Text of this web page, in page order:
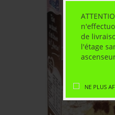
de
l'étage
NE PLUS